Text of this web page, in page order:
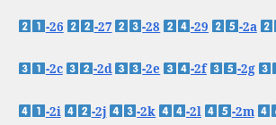
-26 -27 -28 -29 -2a
-2c -2d -2e -2f -2g
-2i -2j -2k -2l -2m